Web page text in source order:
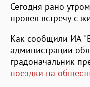
Сегодня рано
провел встречу с
Как сообщили ИА
администрации
градоначальник
поездки на